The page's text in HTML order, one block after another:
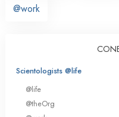
@work
Scientologists @life
@life
@theOrg